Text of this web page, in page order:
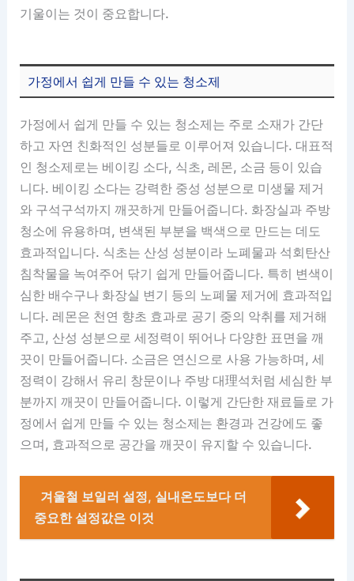
기울이는 것이 중요합니다.
가정에서 쉽게 만들 수 있는 청소제
가정에서 쉽게 만들 수 있는 청소제는 주로 소재가 간단
하고 자연 친화적인 성분들로 이루어져 있습니다. 대표적
인 청소제로는 베이킹 소다, 식초, 레몬, 소금 등이 있습
니다. 베이킹 소다는 강력한 중성 성분으로 미생물 제거
와 구석구석까지 깨끗하게 만들어줍니다. 화장실과 주방
청소에 유용하며, 변색된 부분을 백색으로 만드는 데도
효과적입니다. 식초는 산성 성분이라 노폐물과 석회탄산
침착물을 녹여주어 닦기 쉽게 만들어줍니다. 특히 변색이
심한 배수구나 화장실 변기 등의 노폐물 제거에 효과적입
니다. 레몬은 천연 향초 효과로 공기 중의 악취를 제거해
주고, 산성 성분으로 세정력이 뛰어나 다양한 표면을 깨
끗이 만들어줍니다. 소금은 연신으로 사용 가능하며, 세
정력이 강해서 유리 창문이나 주방 대理석처럼 세심한 부
분까지 깨끗이 만들어줍니다. 이렇게 간단한 재료들로 가
정에서 쉽게 만들 수 있는 청소제는 환경과 건강에도 좋
으며, 효과적으로 공간을 깨끗이 유지할 수 있습니다.
겨울철 보일러 설정, 실내온도보다 더
중요한 설정값은 이것